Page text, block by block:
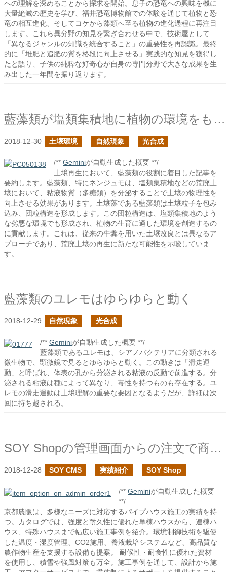
への理解を深めることから探求を開始。息子の恐竜への興味を機に
大量絶滅の歴史を学び、福井恐竜博物館での体験を通じて植物と恐
竜の相互進化、そしてコケから藻類へ至る植物の進化過程に再注目
します。これら異分野の知見を繋ぎ合わせる中で、技術屋として
「異なるジャンルの知識を統合すること」の重要性を再認識。最終
的に「堆肥と追肥の質を格段に向上させる」実践的な知見を獲得し
たと語り、子供の純粋な好奇心が自身の専門分野で大きな成果を生
み出した一年間を振り返ります。
藍藻類が塩類集積地に植物の環境をもたらす
2018-12-30 土壌環境 自然現象 光合成
/** Geminiが自動生成した概要 **/
土壌再生において、藍藻類の役割に着目した記事を
要約します。藍藻類、特にネンジュモは、塩類集積地などの荒廃土
壌において、粘液物質（多糖類）を分泌することで土壌の物理性を
向上させる効果があります。土壌藻である藍藻類は土壌粒子を包み
込み、団粒構造を形成します。この団粒構造は、塩類集積地のよう
な劣悪な環境でも形成され、植物の生育に適した環境を創造するの
に貢献します。これは、従来の牛糞を用いた土壌改良とは異なるア
プローチであり、荒廃土壌の再生に新たな可能性を示唆していま
す。
藍藻類のユレモはゆらゆらと動く
2018-12-29 自然現象 光合成
/** Geminiが自動生成した概要 **/
藍藻類であるユレモは、シアノバクテリアに分類される
微生物で、顕微鏡で見るとゆらゆらと動く。この動きは「滑走運
動」と呼ばれ、体表の孔から分泌される粘液の反動で前進する。分
泌される粘液は種によって異なり、毒性を持つものも存在する。ユ
レモの滑走運動は土壌理解の重要な要因となるようだが、詳細は次
回に持ち越される。
SOY Shopの管理画面からの注文で商品オプションプラグインの見直し
2018-12-28 SOY CMS 実績紹介 SOY Shop
/** Geminiが自動生成した概要
**/
京都農販は、多様なニーズに対応するパイプハウス施工の実績を持
つ。カタログでは、強度と耐久性に優れた単棟ハウスから、連棟ハ
ウス、特殊ハウスまで幅広い施工事例を紹介。環境制御技術を駆使
した温度・湿度管理、CO2施用、養液栽培システムなど、高品質な
農作物生産を支援する設備も提案。 耐候性・耐食性に優れた資材
を使用し、積雪や強風対策も万全。施工事例を通して、設計から施